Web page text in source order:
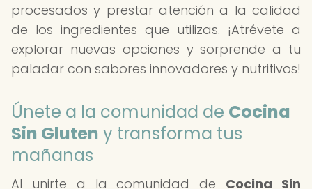
procesados y prestar atención a la calidad
de los ingredientes que utilizas. ¡Atrévete a
explorar nuevas opciones y sorprende a tu
paladar con sabores innovadores y nutritivos!
Únete a la comunidad de Cocina
Sin Gluten y transforma tus
mañanas
Al unirte a la comunidad de Cocina Sin